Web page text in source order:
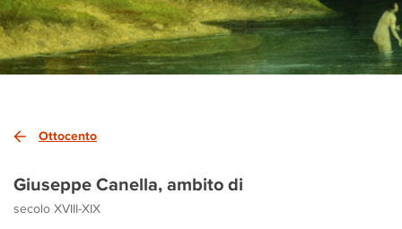
Ottocento
Giuseppe Canella, ambito di
secolo XVIII-XIX